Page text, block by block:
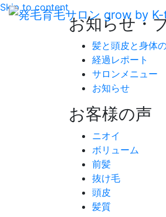
Skip to content
お知らせ・
髪と頭皮と身体
経過レポート
サロンメニュー
お知らせ
お客様の声
ニオイ
ボリューム
前髪
抜け毛
頭皮
髪質